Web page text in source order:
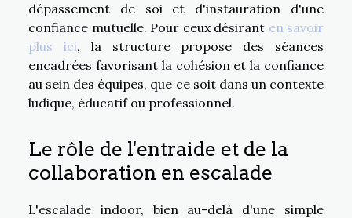
dépassement de soi et d'instauration d'une
confiance mutuelle. Pour ceux désirant en savoir
plus ici, la structure propose des séances
encadrées favorisant la cohésion et la confiance
au sein des équipes, que ce soit dans un contexte
ludique, éducatif ou professionnel.
Le rôle de l'entraide et de la
collaboration en escalade
L'escalade indoor, bien au-delà d'une simple